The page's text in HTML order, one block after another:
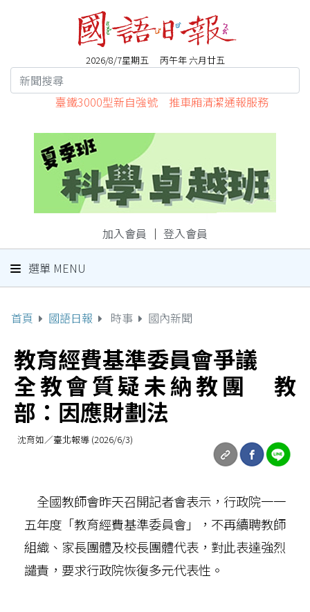
2026/8/7星期五 丙午年 六月廿五
臺鐵3000型新自強號 推車廂清潔通報服務
加入會員 ｜ 登入會員
選單 MENU
首頁 國語日報 時事 國內新聞
教育經費基準委員會爭議
全教會質疑未納教團 教
部：因應財劃法
沈育如／臺北報導 (2026/6/3)
全國教師會昨天召開記者會表示，行政院一一
五年度「教育經費基準委員會」，不再續聘教師
組織、家長團體及校長團體代表，對此表達強烈
譴責，要求行政院恢復多元代表性。